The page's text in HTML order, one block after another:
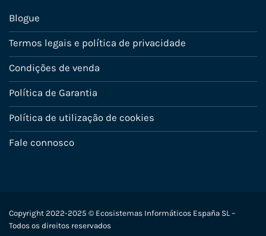
Blogue
Termos legais e política de privacidade
Condições de venda
Política de Garantia
Política de utilização de cookies
Fale connosco
Copyright 2022-2025 © Ecosistemas Informáticos España SL –
Todos os direitos reservados